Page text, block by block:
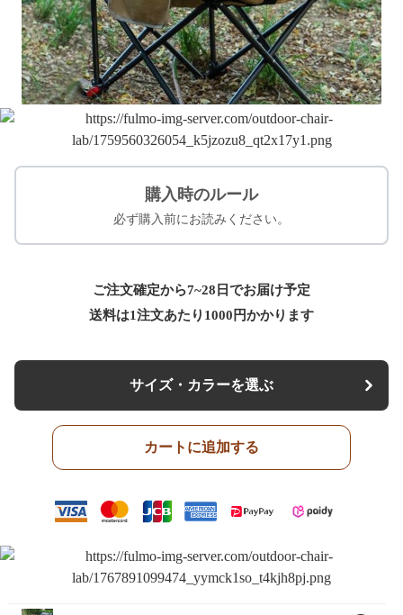
購入時のルール
必ず購入前にお読みください。
ご注文確定から7~28日でお届け予定
送料は1注文あたり 1000 円かかります
サイズ・カラーを選ぶ
カートに追加する